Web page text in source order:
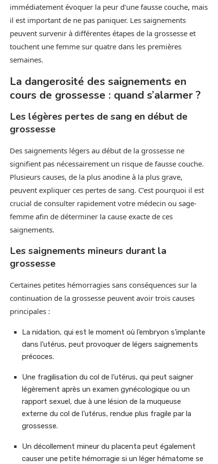
immédiatement évoquer la peur d’une fausse couche, mais
il est important de ne pas paniquer. Les saignements
peuvent survenir à différentes étapes de la grossesse et
touchent une femme sur quatre dans les premières
semaines.
La dangerosité des saignements en
cours de grossesse : quand s’alarmer ?
Les légères pertes de sang en début de
grossesse
Des saignements légers au début de la grossesse ne
signifient pas nécessairement un risque de fausse couche.
Plusieurs causes, de la plus anodine à la plus grave,
peuvent expliquer ces pertes de sang. C’est pourquoi il est
crucial de consulter rapidement votre médecin ou sage-
femme afin de déterminer la cause exacte de ces
saignements.
Les saignements mineurs durant la
grossesse
Certaines petites hémorragies sans conséquences sur la
continuation de la grossesse peuvent avoir trois causes
principales :
La nidation, qui est le moment où l’embryon s’implante
dans l’utérus, peut provoquer de légers saignements
précoces.
Une fragilisation du col de l’utérus, qui peut saigner
légèrement après un examen gynécologique ou un
rapport sexuel, due à une lésion de la muqueuse
externe du col de l’utérus, rendue plus fragile par la
grossesse.
Un décollement mineur du placenta peut également
causer une petite hémorragie si un léger hématome se